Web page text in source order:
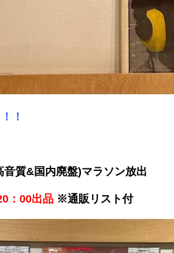
！
音質&国内廃盤)マラソン放出
：00出品 ※通販リスト付